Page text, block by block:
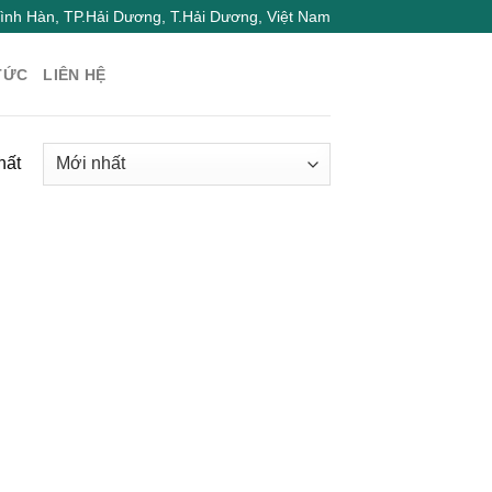
Hàn, TP.Hải Dương, T.Hải Dương, Việt Nam
LIÊN HỆ